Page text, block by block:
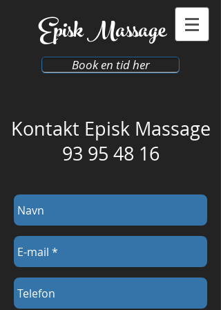
​EpiskMassage
Book en tid her
Kontakt Episk Massage
93 95 48 16